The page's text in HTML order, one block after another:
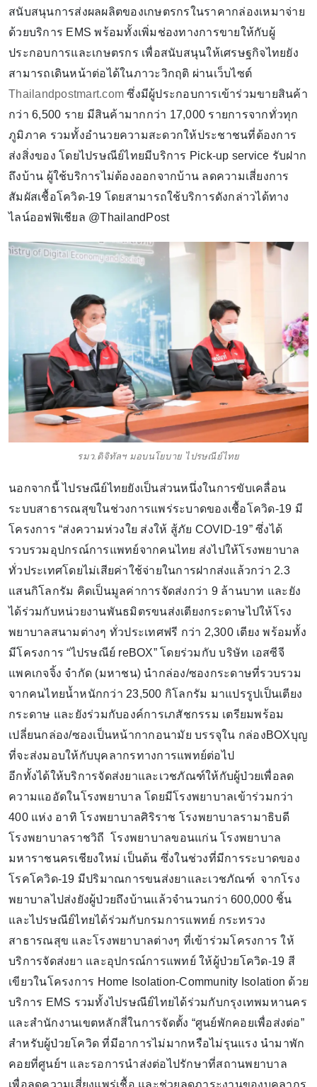
สนับสนุนการส่งผลผลิตของเกษตรกรในราคากล่องเหมาจ่าย
ด้วยบริการ EMS พร้อมทั้งเพิ่มช่องทางการขายให้กับผู้
ประกอบการและเกษตรกร เพื่อสนับสนุนให้เศรษฐกิจไทยยัง
สามารถเดินหน้าต่อได้ในภาวะวิกฤติ ผ่านเว็บไซต์
Thailandpostmart.com ซึ่งมีผู้ประกอบการเข้าร่วมขายสินค้า
กว่า 6,500 ราย มีสินค้ามากกว่า 17,000 รายการจากทั่วทุก
ภูมิภาค รวมทั้งอำนวยความสะดวกให้ประชาชนที่ต้องการ
ส่งสิ่งของ โดยไปรษณีย์ไทยมีบริการ Pick-up service รับฝาก
ถึงบ้าน ผู้ใช้บริการไม่ต้องออกจากบ้าน ลดความเสี่ยงการ
สัมผัสเชื้อโควิด-19 โดยสามารถใช้บริการดังกล่าวได้ทาง
ไลน์ออฟฟิเชียล @ThailandPost
รมว.ดิจิทัลฯ มอบนโยบาย ไปรษณีย์ไทย
นอกจากนี้ ไปรษณีย์ไทยยังเป็นส่วนหนึ่งในการขับเคลื่อน
ระบบสาธารณสุขในช่วงการแพร่ระบาดของเชื้อโควิด-19 มี
โครงการ “ส่งความห่วงใย ส่งให้ สู้ภัย COVID-19” ซึ่งได้
รวบรวมอุปกรณ์การแพทย์จากคนไทย ส่งไปให้โรงพยาบาล
ทั่วประเทศโดยไม่เสียค่าใช้จ่ายในการฝากส่งแล้วกว่า 2.3
แสนกิโลกรัม คิดเป็นมูลค่าการจัดส่งกว่า 9 ล้านบาท และยัง
ได้ร่วมกับหน่วยงานพันธมิตรขนส่งเตียงกระดาษไปให้โรง
พยาบาลสนามต่างๆ ทั่วประเทศฟรี กว่า 2,300 เตียง พร้อมทั้ง
มีโครงการ “ไปรษณีย์ reBOX” โดยร่วมกับ บริษัท เอสซีจี
แพคเกจจิ้ง จำกัด (มหาชน) นำกล่อง/ซองกระดาษที่รวบรวม
จากคนไทยน้ำหนักกว่า 23,500 กิโลกรัม มาแปรรูปเป็นเตียง
กระดาษ และยังร่วมกับองค์การเภสัชกรรม เตรียมพร้อม
เปลี่ยนกล่อง/ซองเป็นหน้ากากอนามัย บรรจุใน กล่องBOXบุญ
ที่จะส่งมอบให้กับบุคลากรทางการแพทย์ต่อไป
อีกทั้งได้ให้บริการจัดส่งยาและเวชภัณฑ์ให้กับผู้ป่วยเพื่อลด
ความแออัดในโรงพยาบาล โดยมีโรงพยาบาลเข้าร่วมกว่า
400 แห่ง อาทิ โรงพยาบาลศิริราช โรงพยาบาลรามาธิบดี
โรงพยาบาลราชวิถี โรงพยาบาลขอนแก่น โรงพยาบาล
มหาราชนครเชียงใหม่ เป็นต้น ซึ่งในช่วงที่มีการระบาดของ
โรคโควิด-19 มีปริมาณการขนส่งยาและเวชภัณฑ์ จากโรง
พยาบาลไปส่งยังผู้ป่วยถึงบ้านแล้วจำนวนกว่า 600,000 ชิ้น
และไปรษณีย์ไทยได้ร่วมกับกรมการแพทย์ กระทรวง
สาธารณสุข และโรงพยาบาลต่างๆ ที่เข้าร่วมโครงการ ให้
บริการจัดส่งยา และอุปกรณ์การแพทย์ ให้ผู้ป่วยโควิด-19 สี
เขียวในโครงการ Home Isolation-Community Isolation ด้วย
บริการ EMS รวมทั้งไปรษณีย์ไทยได้ร่วมกับกรุงเทพมหานคร
และสำนักงานเขตหลักสี่ในการจัดตั้ง “ศูนย์พักคอยเพื่อส่งต่อ”
สำหรับผู้ป่วยโควิด ที่มีอาการไม่มากหรือไม่รุนแรง นำมาพัก
คอยที่ศูนย์ฯ และรอการนำส่งต่อไปรักษาที่สถานพยาบาล
เพื่อลดความเสี่ยงแพร่เชื้อ และช่วยลดภาระงานของบุคลากร